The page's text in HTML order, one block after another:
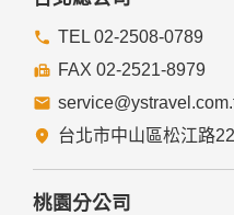
提供的連結，點選進入其他
的隱私權保護政策，您必須
策。
五、與第三人共用個人資料
本網站絕不會提供、交換、
他個人、團體、私人企業或
務者，不在此限。
TEL 02-2508-0789
FAX 02-2521-8979
台北市中山區松江路
桃園分公司